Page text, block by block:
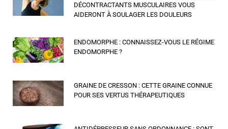
DÉCONTRACTANTS MUSCULAIRES VOUS
AIDERONT À SOULAGER LES DOULEURS
ENDOMORPHE : CONNAISSEZ-VOUS LE RÉGIME
ENDOMORPHE ?
GRAINE DE CRESSON : CETTE GRAINE CONNUE
POUR SES VERTUS THÉRAPEUTIQUES